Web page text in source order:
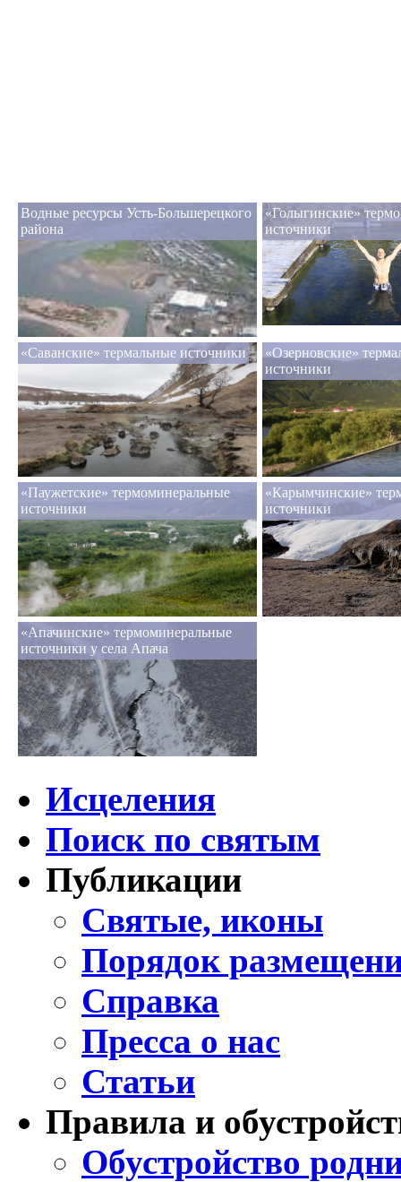
Водные ресурсы Усть-Большерецкого
района
«Голыгинские»
источники
«Саванские» термальные источники
«Озерновские»
источники
«Паужетские» термоминеральные
источники
«Карымчинские»
источники
«Апачинские» термоминеральные
источники у села Апача
Исцеления
Поиск по святым
Публикации
Святые, иконы
Порядок
Справка
Пресса о нас
Статьи
Правила и
Обустройство